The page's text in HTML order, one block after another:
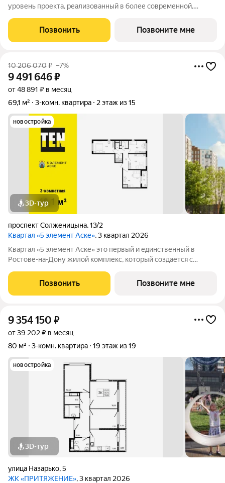
уровень проекта, реализованный в более современной,
жителях комплекса. Мы полностью изменили подход к
организации пространства для
Позвонить Позвоните мне
10 206 070₽ –7%
9 491 646₽
от 48 891 ₽ в месяц
69,1 м²
3-комн. квартира 2 этаж из 15
новостройка
3D-тур
проспект Солженицына,13/2
Квартал «5 элемент Аске», 3 квартал 2026
Квартал «5 элемент Аске» это первый и единственный в
Ростове-на-Дону жилой комплекс, который создается с
Аске. Серия масштабных произведений на фасадах,
выполненных художником с мировым именем
Позвонить Позвоните мне
9 354 150 ₽
от 39 202 ₽ в месяц
80 м²
3-комн. квартира 19 этаж из 19
новостройка
3D-тур
улица Назарько,5
ЖК «ПРИТЯЖЕНИЕ», 3 квартал 2026